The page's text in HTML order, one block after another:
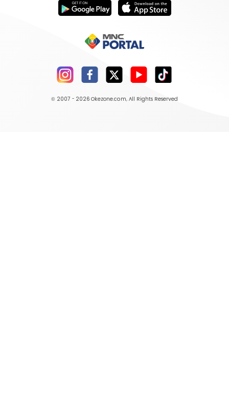
© 2007 - 2026 Okezone.com, All Rights Reserved